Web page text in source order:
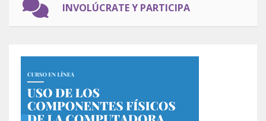
INVOLÚCRATE Y PARTICIPA